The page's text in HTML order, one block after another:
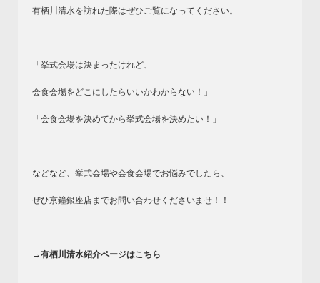
有栖川清水を訪れた際はぜひご覧になってください。
「挙式会場は決まったけれど、
会食会場をどこにしたらいいかわからない！」
「会食会場を決めてから挙式会場を決めたい！」
などなど、挙式会場や会食会場でお悩みでしたら、
ぜひ京鐘銀座店までお問い合わせくださいませ！！
→有栖川清水紹介ページはこちら